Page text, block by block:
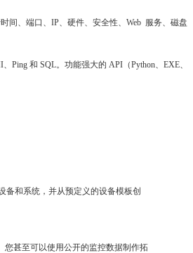
间、端口、IP、硬件、安全性、Web 服务、磁盘
Ping 和 SQL。功能强大的 API（Python、EXE、
备和系统，并从预定义的设备模板创
您甚至可以使用公开的监控数据制作拓